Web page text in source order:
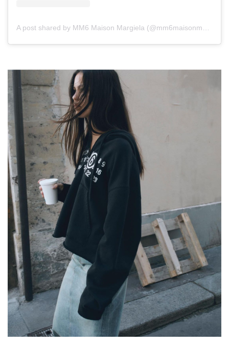
A post shared by MM6 Maison Margiela (@mm6maisonmargiela)